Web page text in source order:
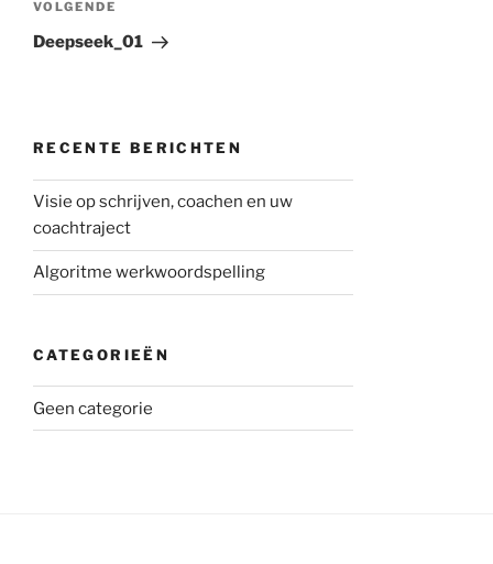
Volgend
bericht
VOLGENDE
Deepseek_01
RECENTE BERICHTEN
Visie op schrijven, coachen en uw
coachtraject
Algoritme werkwoordspelling
CATEGORIEËN
Geen categorie